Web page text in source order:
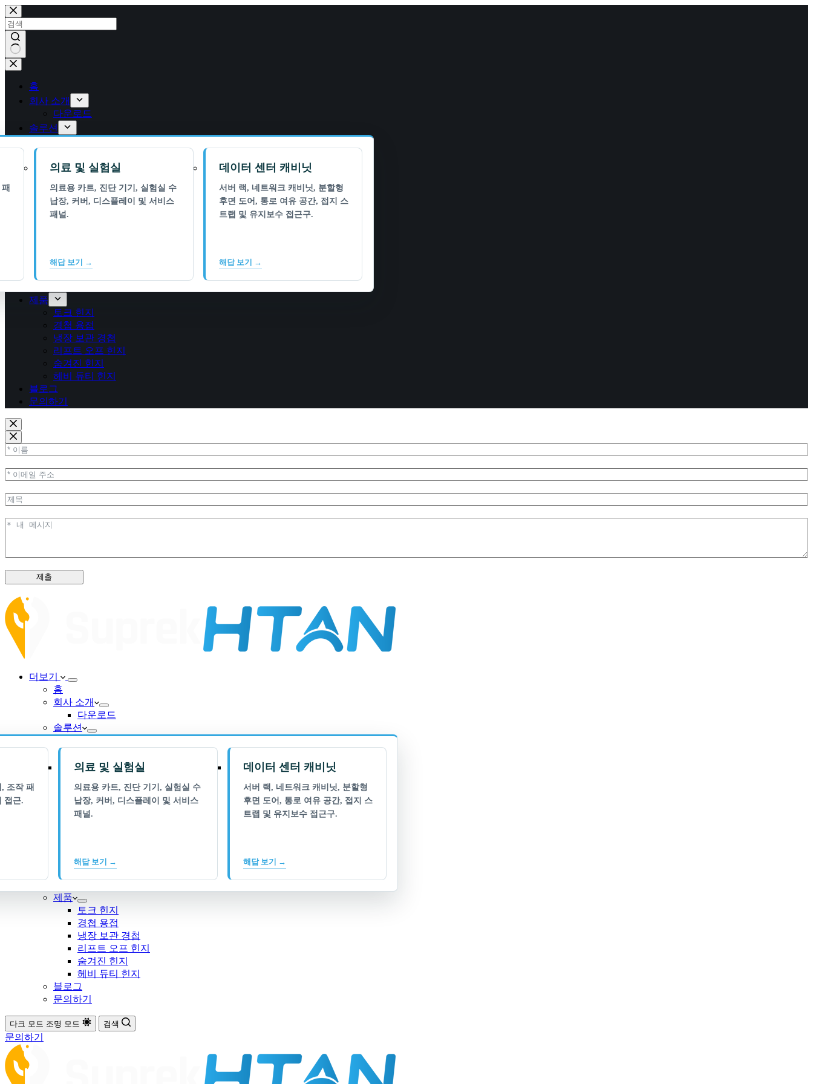
콘
텐
츠
로
건
너
결
홈
회사 소개
다운로드
솔루션
의료 및 실험실
의료용 카트, 진단 기기, 실험실 수
납장, 커버, 디스플레이 및 서비스
패널.
해답 보기 →
데이터 센터 캐비닛
서버 랙, 네트워크 캐비닛, 분할형
후면 도어, 통로 여유 공간, 접지 스
트랩 및 유지보수 접근구.
해답 보기 →
제품
토크 힌지
경첩 용접
냉장 보관 경첩
리프트 오프 힌지
숨겨진 힌지
헤비 듀티 힌지
블로그
문의하기
제출
더보기
홈
회사 소개
다운로드
솔루션
조작 패
접근.
의료 및 실험실
의료용 카트, 진단 기기, 실험실 수
납장, 커버, 디스플레이 및 서비스
패널.
해답 보기 →
데이터 센터 캐비닛
서버 랙, 네트워크 캐비닛, 분할형
후면 도어, 통로 여유 공간, 접지 스
트랩 및 유지보수 접근구.
해답 보기 →
제품
토크 힌지
경첩 용접
냉장 보관 경첩
리프트 오프 힌지
숨겨진 힌지
헤비 듀티 힌지
블로그
문의하기
다크 모드 조명 모드 검색
문의하기